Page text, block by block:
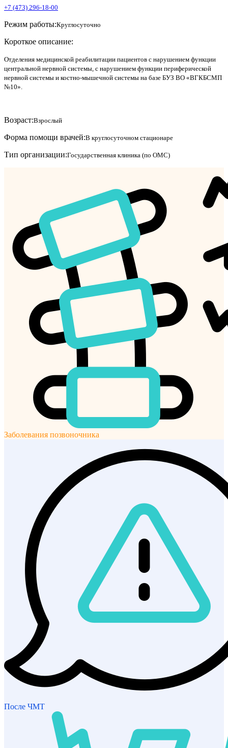
+7 (473) 296-18-00
Режим работы:Круглосуточно
Короткое описание:
Отделения медицинской реабилитации пациентов с нарушением функции
центральной нервной системы, с нарушением функции периферической
нервной системы и костно-мышечной системы на базе БУЗ ВО «ВГКБСМП
№10».
Возраст:Взрослый
Форма помощи врачей:В круглосуточном стационаре
Тип организации:Государственная клиника (по ОМС)
Заболевания позвоночника
После ЧМТ